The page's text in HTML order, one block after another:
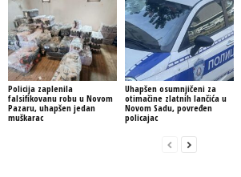
Policija zaplenila
falsifikovanu robu u Novom
Pazaru, uhapšen jedan
muškarac
Uhapšen osumnjičeni za
otimačine zlatnih lančića u
Novom Sadu, povređen
policajac